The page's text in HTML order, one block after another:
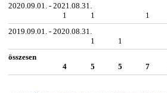
2020.09.01. - 2021.08.31.
1
1 1
2019.09.01. - 2020.08.31.
1
1
összesen
4
5 5 7